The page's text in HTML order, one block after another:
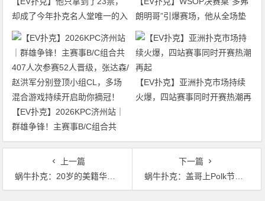
却成了今年扑克名人堂唯一的入
选者
朗明哥”引爆赛场，他从全场垫
底打到了冠军争夺者
【EV扑克】2026KPC济州站｜
群雄争锋！主赛事B/C组合共
407人次参赛52人晋级，张达森/
赵洪军分别登顶小组CL，多场
混合游戏持续开启助你摘冠！
【EV扑克】亚洲扑克市场持续
火爆，四站赛事同时开赛热潮再
上一篇
蜗牛扑克：20岁的美籍华人在豪客赛展露头角！
下一篇
蜗牛扑克：盖哥上Polk节目力挺现场扑克发展，预言线上扑克会灭亡！